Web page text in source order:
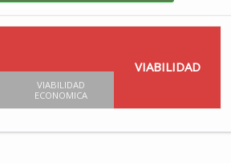
VIABILIDAD
VIABILIDAD
ECONOMICA